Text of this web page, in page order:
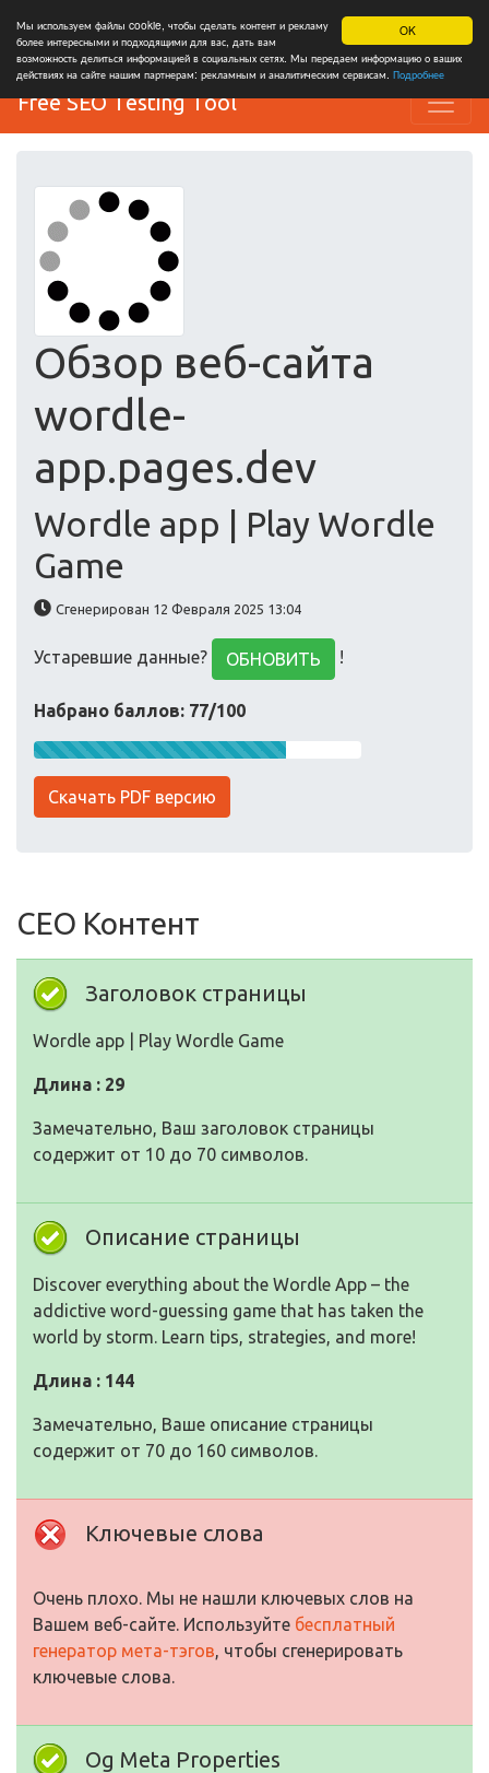
OK
Мы используем файлы cookie, чтобы сделать контент и рекламу
более интересными и подходящими для вас, дать вам
возможность делиться информацией в социальных сетях. Мы передаем информацию о ваших
действиях на сайте нашим партнерам: рекламным и аналитическим сервисам. Подробнее
Free SEO Testing Tool
Обзор веб-сайта
wordle-
app.pages.dev
Wordle app | Play Wordle
Game
Сгенерирован 12 Февраля 2025 13:04
Устаревшие данные? ОБНОВИТЬ !
Набрано баллов: 77/100
Скачать PDF версию
СЕО Контент
Заголовок страницы
Wordle app | Play Wordle Game
Длина : 29
Замечательно, Ваш заголовок страницы
содержит от 10 до 70 символов.
Описание страницы
Discover everything about the Wordle App – the
addictive word-guessing game that has taken the
world by storm. Learn tips, strategies, and more!
Длина : 144
Замечательно, Ваше описание страницы
содержит от 70 до 160 символов.
Ключевые слова
Очень плохо. Мы не нашли ключевых слов на
Вашем веб-сайте. Используйте бесплатный
генератор мета-тэгов, чтобы сгенерировать
ключевые слова.
Og Meta Properties